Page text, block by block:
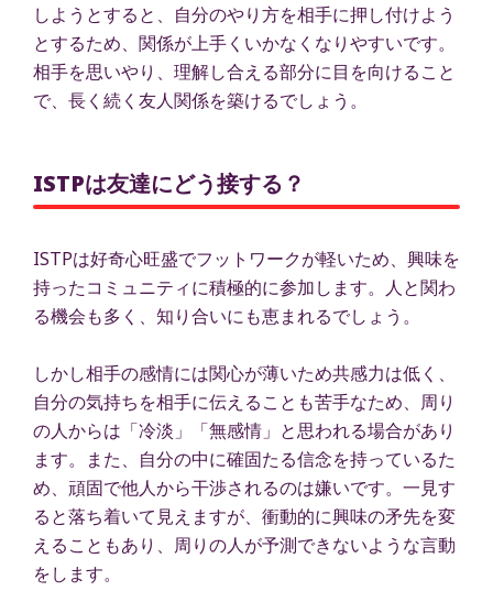
しようとすると、自分のやり方を相手に押し付けよう
とするため、関係が上手くいかなくなりやすいです。
相手を思いやり、理解し合える部分に目を向けること
で、長く続く友人関係を築けるでしょう。
ISTPは友達にどう接する？
ISTPは好奇心旺盛でフットワークが軽いため、興味を
持ったコミュニティに積極的に参加します。人と関わ
る機会も多く、知り合いにも恵まれるでしょう。
しかし相手の感情には関心が薄いため共感力は低く、
自分の気持ちを相手に伝えることも苦手なため、周り
の人からは「冷淡」「無感情」と思われる場合があり
ます。また、自分の中に確固たる信念を持っているた
め、頑固で他人から干渉されるのは嫌いです。一見す
ると落ち着いて見えますが、衝動的に興味の矛先を変
えることもあり、周りの人が予測できないような言動
をします。